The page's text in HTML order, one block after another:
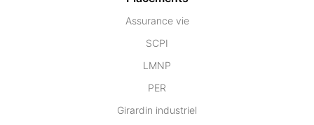
Assurance vie
SCPI
LMNP
PER
Girardin industriel